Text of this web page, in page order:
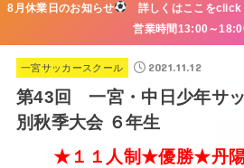
8月休業日のお知らせ
詳しくはここを
営業時間13:00～
一宮サッカースクール 2021.11.12
第43回 一宮・中日少年サ
別秋季大会 ６年生
★１１人制★優勝★丹